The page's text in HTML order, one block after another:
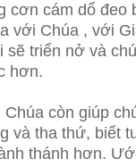
cơn cám dổ đeo
với Chúa , với
triển nở và
hơn.
còn giúp
và tha thứ, biết
thánh hơn.